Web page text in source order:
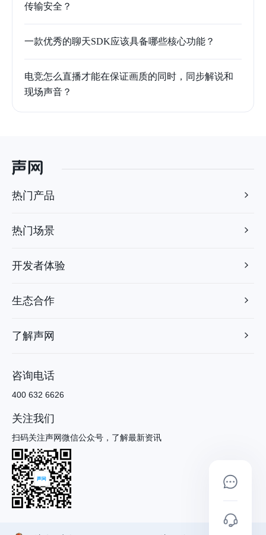
传输安全？
一款优秀的聊天SDK应该具备哪些核心功能？
电竞怎么直播才能在保证画质的同时，同步解说和
现场声音？
热门产品
热门场景
开发者体验
生态合作
了解声网
咨询电话
400 632 6626
关注我们
扫码关注声网微信公众号，了解最新资讯